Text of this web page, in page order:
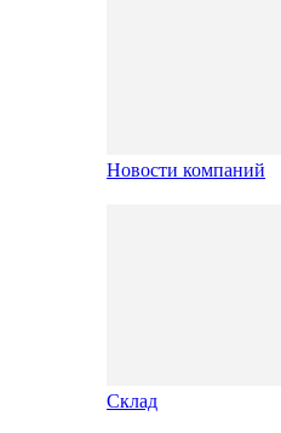
Новости компаний
Склад